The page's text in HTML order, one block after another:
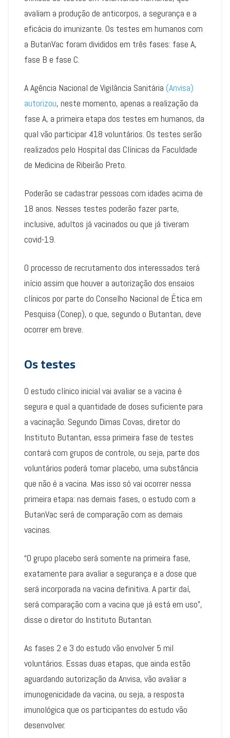
avaliam a produção de anticorpos, a segurança e a
eficácia do imunizante. Os testes em humanos com
a ButanVac foram divididos em três fases: fase A,
fase B e fase C.
A Agência Nacional de Vigilância Sanitária (Anvisa)
autorizou, neste momento, apenas a realização da
fase A, a primeira etapa dos testes em humanos, da
qual vão participar 418 voluntários. Os testes serão
realizados pelo Hospital das Clínicas da Faculdade
de Medicina de Ribeirão Preto.
Poderão se cadastrar pessoas com idades acima de
18 anos. Nesses testes poderão fazer parte,
inclusive, adultos já vacinados ou que já tiveram
covid-19.
O processo de recrutamento dos interessados terá
início assim que houver a autorização dos ensaios
clínicos por parte do Conselho Nacional de Ética em
Pesquisa (Conep), o que, segundo o Butantan, deve
ocorrer em breve.
Os testes
O estudo clínico inicial vai avaliar se a vacina é
segura e qual a quantidade de doses suficiente para
a vacinação. Segundo Dimas Covas, diretor do
Instituto Butantan, essa primeira fase de testes
contará com grupos de controle, ou seja, parte dos
voluntários poderá tomar placebo, uma substância
que não é a vacina. Mas isso só vai ocorrer nessa
primeira etapa: nas demais fases, o estudo com a
ButanVac será de comparação com as demais
vacinas.
“O grupo placebo será somente na primeira fase,
exatamente para avaliar a segurança e a dose que
será incorporada na vacina definitiva. A partir daí,
será comparação com a vacina que já está em uso”,
disse o diretor do Instituto Butantan.
As fases 2 e 3 do estudo vão envolver 5 mil
voluntários. Essas duas etapas, que ainda estão
aguardando autorização da Anvisa, vão avaliar a
imunogenicidade da vacina, ou seja, a resposta
imunológica que os participantes do estudo vão
desenvolver.